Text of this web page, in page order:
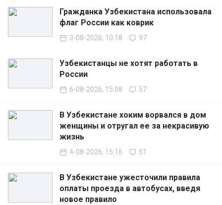
Гражданка Узбекистана использовала
флаг России как коврик
3-08-2026, 10:18 97
Узбекистанцы не хотят работать в
России
6-08-2026, 15:08 57
В Узбекистане хоким ворвался в дом
женщины и отругал ее за некрасивую
жизнь
4-08-2026, 15:16 51
В Узбекистане ужесточили правила
оплаты проезда в автобусах, введя
новое правило